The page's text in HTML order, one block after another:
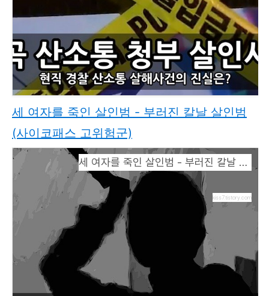
세 여자를 죽인 살인범 - 부러진 칼날 살인범
(사이코패스 고위험군)
세 여자를 죽인 살인범 - 부러진 칼날 살인범 (사이코패스 고위험군)
kiss7.tistory.com